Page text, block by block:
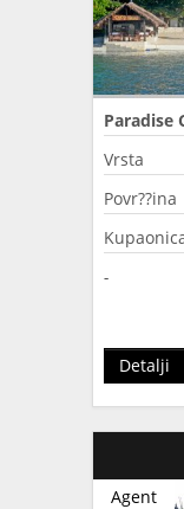
Paradise
Vrsta
Povr??ina
-
Detalji
Agent